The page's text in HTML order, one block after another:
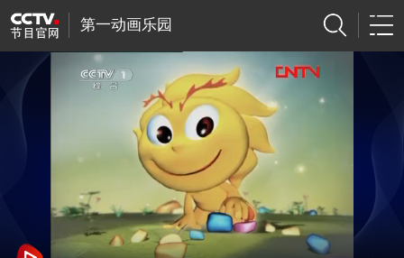
第一动画乐园